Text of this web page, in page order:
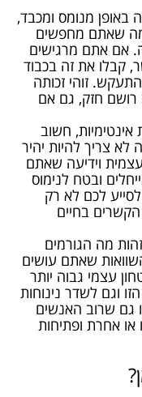
מנומס ומכבד,
שאתם מחפשים
אם אתם מרגישים
קבלו את זה בכבוד
זוהי זכותה
חזק, גם אם
אינטימיות, חשוב
לא צריך להיות יהיר
וידיעה שאתם
ובטח לנימוס
לכם לא רק
הקשרים בחיים
מה הגורמים
שאתם עושים
עצמי גבוה יותר
וגם לשדר נינוחות
גם שרוב האנשים
או אחרת ופתיחות